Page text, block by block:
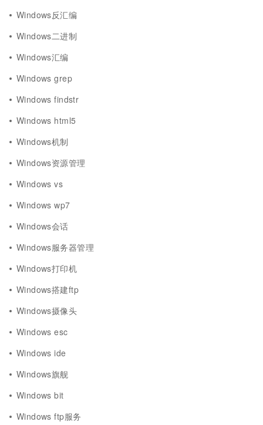
Windows反汇编
Windows二进制
Windows汇编
Windows grep
Windows findstr
Windows html5
Windows机制
Windows资源管理
Windows vs
Windows wp7
Windows会话
Windows服务器管理
Windows打印机
Windows搭建ftp
Windows摄像头
Windows esc
Windows ide
Windows旗舰
Windows bit
Windows ftp服务